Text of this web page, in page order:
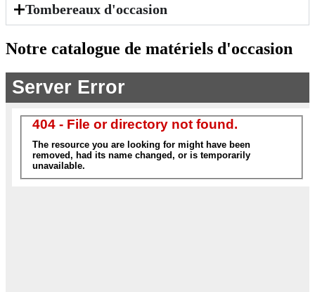
Tombereaux d'occasion
Notre catalogue de matériels d'occasion